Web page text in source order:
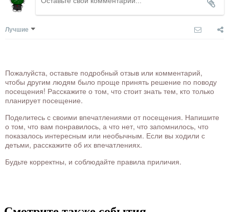
Лучшие
Пожалуйста, оставьте подробный отзыв или комментарий,
чтобы другим людям было проще принять решение по поводу
посещения! Расскажите о том, что стоит знать тем, кто только
планирует посещение.
Поделитесь с своими впечатлениями от посещения. Напишите
о том, что вам понравилось, а что нет, что запомнилось, что
показалось интересным или необычным. Если вы ходили с
детьми, расскажите об их впечатлениях.
Будьте корректны, и соблюдайте правила приличия.